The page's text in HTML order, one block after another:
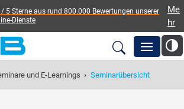
/ 5 Sterne aus rund 800.000 Bewertungen unserer
Dienste
Me
hr
und E-Learnings › Seminarübersicht